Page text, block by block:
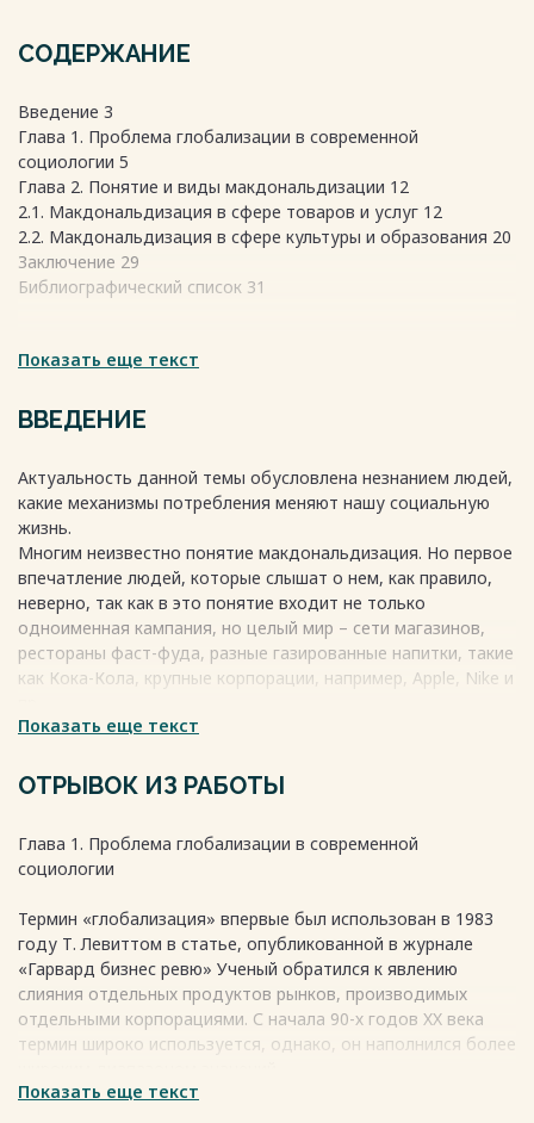
СОДЕРЖАНИЕ
Введение 3
Глава 1. Проблема глобализации в современной
социологии 5
Глава 2. Понятие и виды макдональдизации 12
2.1. Макдональдизация в сфере товаров и услуг 12
2.2. Макдональдизация в сфере культуры и образования 20
Заключение 29
Библиографический список 31
Весь текст будет доступен
Показать еще текст
ВВЕДЕНИЕ
Актуальность данной темы обусловлена незнанием людей,
какие механизмы потребления меняют нашу социальную
жизнь.
Многим неизвестно понятие макдональдизация. Но первое
впечатление людей, которые слышат о нем, как правило,
неверно, так как в это понятие входит не только
одноименная кампания, но целый мир – сети магазинов,
рестораны фаст-фуда, разные газированные напитки, такие
как Кока-Кола, крупные корпорации, например, Apple, Nike и
Макдональдизация – процесс, посредством которого
все более доминирующими во всех сферах американского
выдвинута уникальная концепция, нашедшая отражение в
книге «Макдональдизация общества» , которая
– запрограммированная система социальных связей,
стереотипизация поведения людей.
Дж. Ритцер в своей работе касается вопросов процесса
глобализации и американизации.
Изучением процесса глобализации занимались такие
ученые, как Дж. Сакс, Э. Уорнер, А.С. Булатов, Г.Н. Григорян,
Феномен макдональдизации изучали отечественные
Показать еще текст
ОТРЫВОК ИЗ РАБОТЫ
Глава 1. Проблема глобализации в современной
социологии
Термин «глобализация» впервые был использован в 1983
году Т. Левиттом в статье, опубликованной в журнале
«Гарвард бизнес ревю» Ученый обратился к явлению
слияния отдельных продуктов рынков, производимых
отдельными корпорациями. С начала 90-х годов XX века
термин широко используется, однако, он наполнился более
Глобализация – вестернизация, культурная ассимиляция
Показать еще текст